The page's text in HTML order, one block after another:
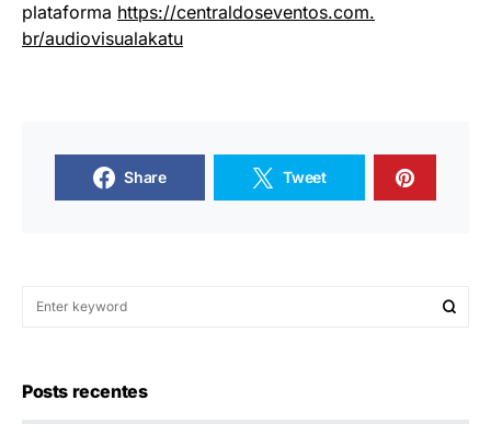
plataforma https://centraldoseventos.com.
br/audiovisualakatu
Share Tweet
Posts recentes